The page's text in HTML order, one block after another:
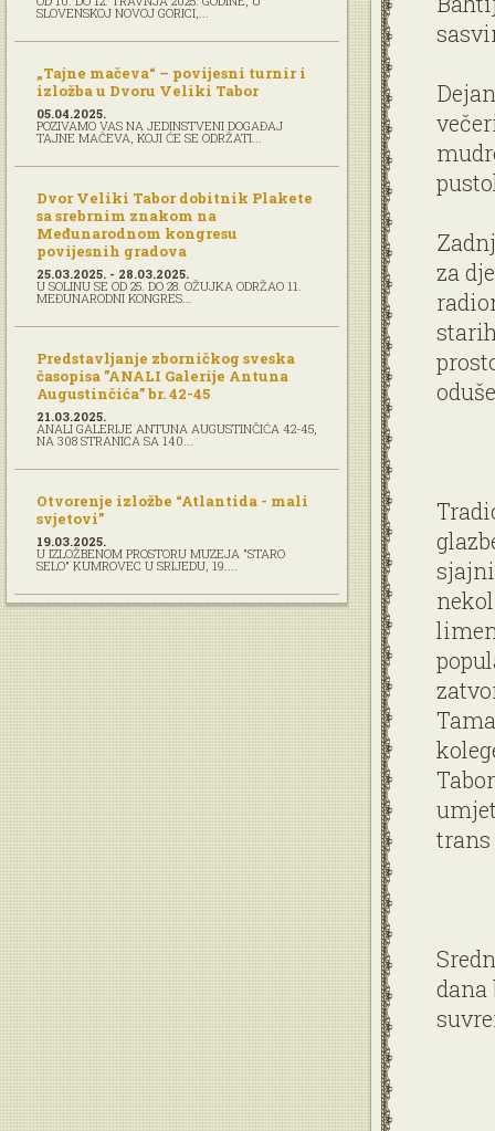
SLOVENSKOJ NOVOJ GORICI,...
„Tajne mačeva“ – povijesni turnir i
izložba u Dvoru Veliki Tabor
05.04.2025.
POZIVAMO VAS NA JEDINSTVENI DOGAĐAJ
TAJNE MAČEVA, KOJI ĆE SE ODRŽATI...
Dvor Veliki Tabor dobitnik Plakete
sa srebrnim znakom na
Međunarodnom kongresu
povijesnih gradova
25.03.2025. - 28.03.2025.
U SOLINU SE OD 25. DO 28. OŽUJKA ODRŽAO 11.
MEĐUNARODNI KONGRES...
Predstavljanje zborničkog sveska
časopisa ”ANALI Galerije Antuna
Augustinčića” br. 42-45
21.03.2025.
ANALI GALERIJE ANTUNA AUGUSTINČIĆA 42-45,
NA 308 STRANICA SA 140...
Otvorenje izložbe “Atlantida - mali
svjetovi”
19.03.2025.
U IZLOŽBENOM PROSTORU MUZEJA "STARO
SELO" KUMROVEC U SRIJEDU, 19....
za